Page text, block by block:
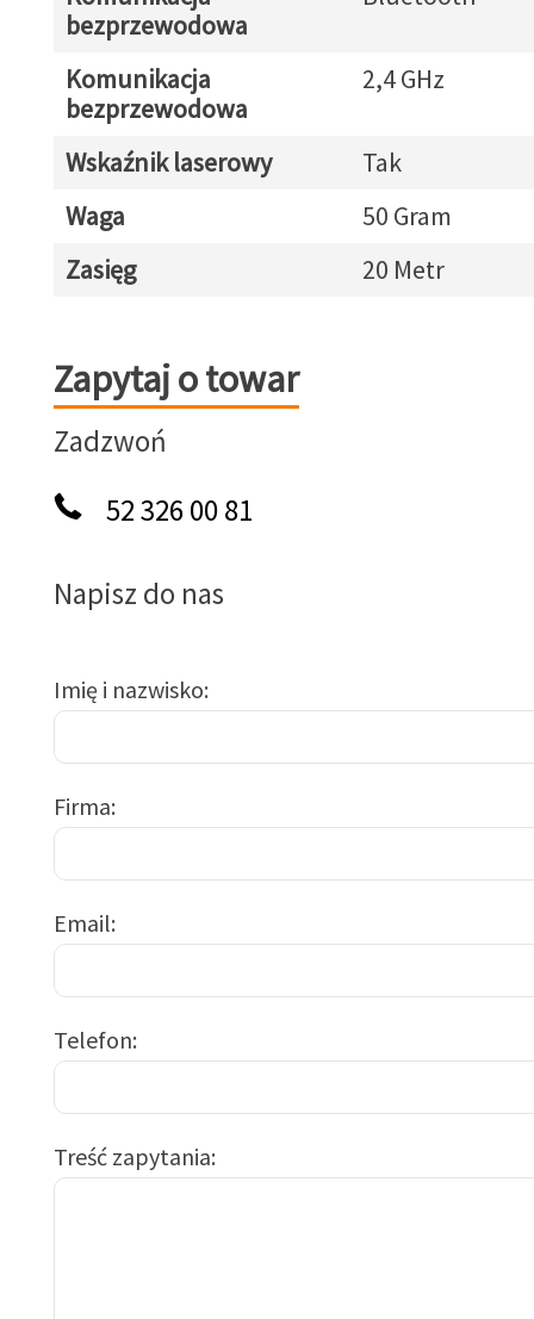
bezprzewodowa
Komunikacja
bezprzewodowa
2,4 GHz
Wskaźnik laserowy
Tak
Waga
50 Gram
Zasięg
20 Metr
Zapytaj o towar
Zapytaj o towar
Zadzwoń
52 326 00 81
Napisz do nas
Imię i nazwisko
Firma
Email
Telefon
Treść zapytania